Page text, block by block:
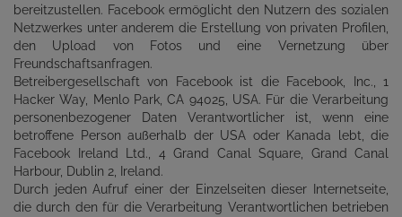
bereitzustellen. Facebook ermöglicht den Nutzern des sozialen
Netzwerkes unter anderem die Erstellung von privaten Profilen,
den Upload von Fotos und eine Vernetzung über
Freundschaftsanfragen.
Betreibergesellschaft von Facebook ist die Facebook, Inc., 1
Hacker Way, Menlo Park, CA 94025, USA. Für die Verarbeitung
personenbezogener Daten Verantwortlicher ist, wenn eine
betroffene Person außerhalb der USA oder Kanada lebt, die
Facebook Ireland Ltd., 4 Grand Canal Square, Grand Canal
Harbour, Dublin 2, Ireland.
Durch jeden Aufruf einer der Einzelseiten dieser Internetseite,
die durch den für die Verarbeitung Verantwortlichen betrieben